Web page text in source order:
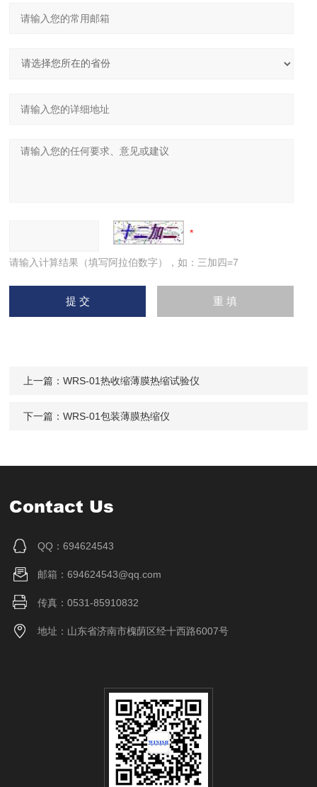
请输入计算结果（填写阿拉伯数字），如：三加四=7
上一篇：WRS-01热收缩薄膜热缩试验仪
下一篇：WRS-01包装薄膜热缩仪
Contact Us
QQ：694624543
邮箱：694624543@qq.com
传真：0531-85910832
地址：山东省济南市槐荫区经十西路6007号